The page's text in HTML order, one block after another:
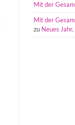
Mit der
Mit der
zu Neues